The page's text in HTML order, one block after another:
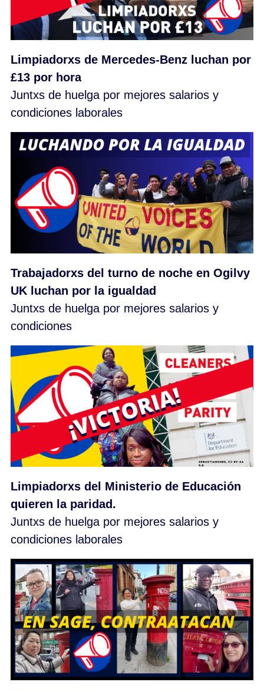
Limpiadorxs de Mercedes-Benz luchan por
£13 por hora
Juntxs de huelga por mejores salarios y
condiciones laborales
Trabajadorxs del turno de noche en Ogilvy
UK luchan por la igualdad
Juntxs de huelga por mejores salarios y
condiciones
Limpiadorxs del Ministerio de Educación
quieren la paridad.
Juntxs de huelga por mejores salarios y
condiciones laborales